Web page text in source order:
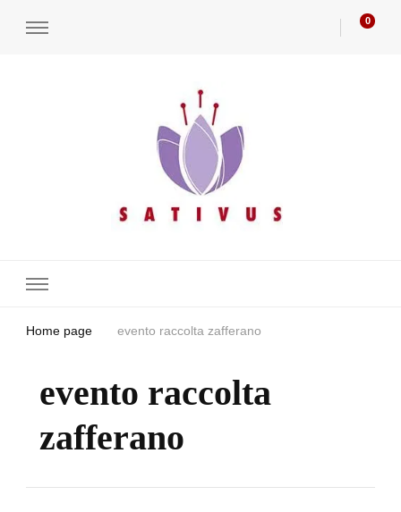
0
Home page evento raccolta zafferano
evento raccolta
zafferano